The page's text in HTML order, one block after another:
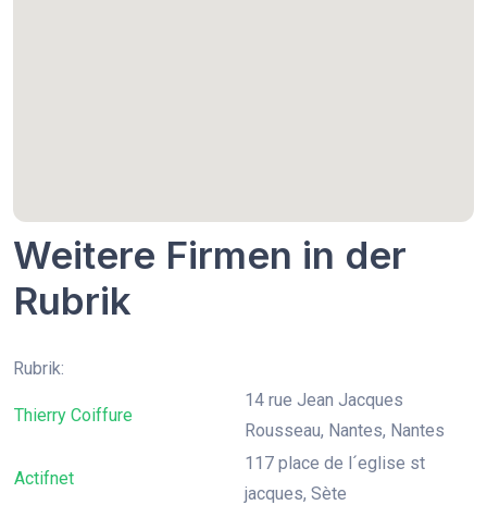
Weitere Firmen in der
Rubrik
Rubrik:
Thierry Coiffure
14 rue Jean Jacques
Rousseau, Nantes, Nantes
Actifnet
117 place de l´eglise st
jacques, Sète